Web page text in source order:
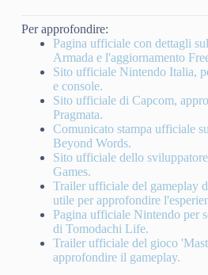
Per approfondire:
Pagina ufficiale con dettagli
Armada e l'aggiornamento
Sito ufficiale Nintendo Italia,
e console.
Sito ufficiale di Capcom,
Pragmata.
Comunicato stampa ufficiale
Beyond Words.
Sito ufficiale dello
Games.
Trailer ufficiale del gameplay
utile per approfondire
Pagina ufficiale Nintendo per
di Tomodachi Life.
Trailer ufficiale del gioco
approfondire il gameplay.